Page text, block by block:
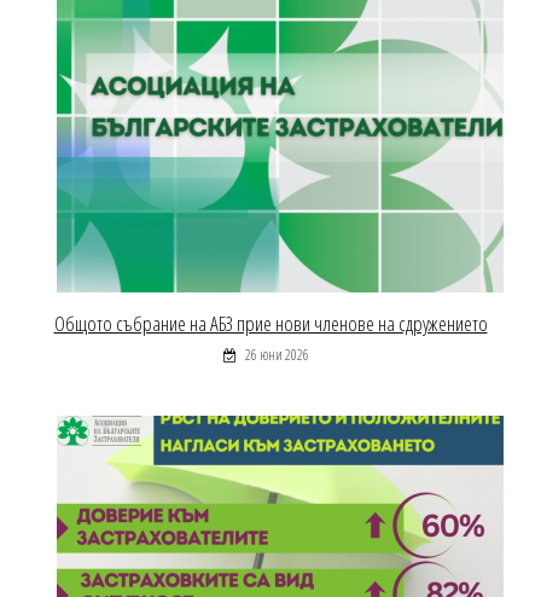
Общото събрание на АБЗ прие нови членове на сдружението
26 юни 2026